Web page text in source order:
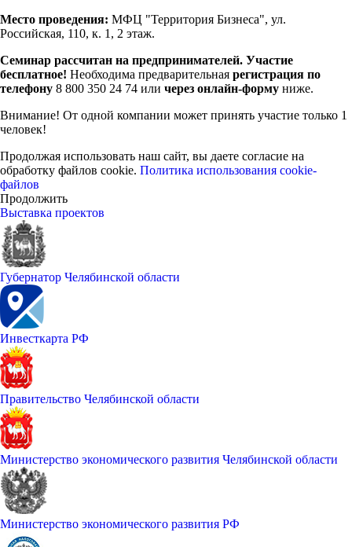
Место проведения: МФЦ "Территория Бизнеса", ул.
Российская, 110, к. 1, 2 этаж.
Семинар рассчитан на предпринимателей. Участие
бесплатное! Необходима предварительная регистрация по
телефону 8 800 350 24 74 или через онлайн-форму ниже.
Внимание! От одной компании может принять участие только 1
человек!
Продолжая использовать наш сайт, вы даете согласие на
обработку файлов cookie. Политика использования cookie-
файлов
Продолжить
Выставка проектов
Губернатор Челябинской области
Инвесткарта РФ
Правительство Челябинской области
Министерство экономического развития Челябинской области
Министерство экономического развития РФ